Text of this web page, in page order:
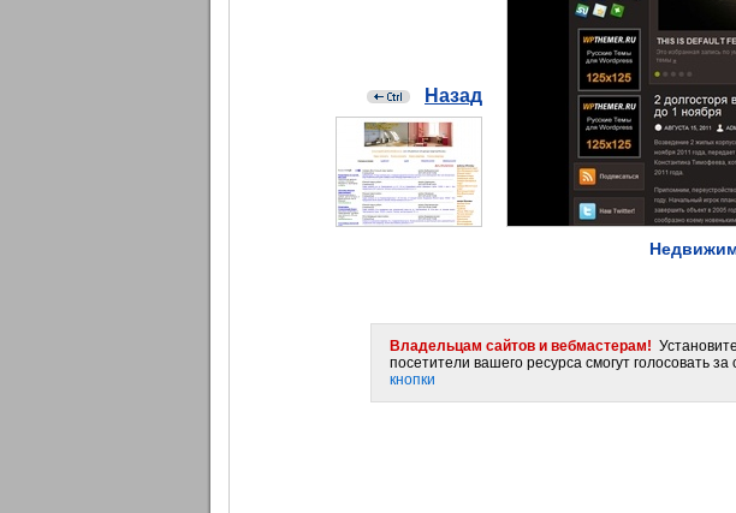
Назад
Владельцам сайтов и вебмастерам!
посетители вашего ресурса смогут голосовать
кнопки